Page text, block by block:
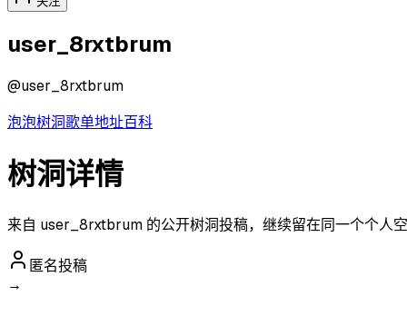
user_8rxtbrum
@user_8rxtbrum
泡泡树洞歌单地址百科
树洞详情
来自 user_8rxtbrum 的公开树洞投稿，继续留在同一个个人
匿名投稿
→